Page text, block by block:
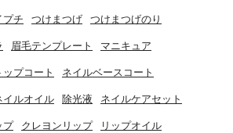
プチ つけまつげ つけまつげのり
眉毛テンプレート マニキュア
プコート ネイルベースコート
イルオイル 除光液 ネイルケアセット
プ クレヨンリップ リップオイル